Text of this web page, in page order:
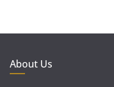
About Us